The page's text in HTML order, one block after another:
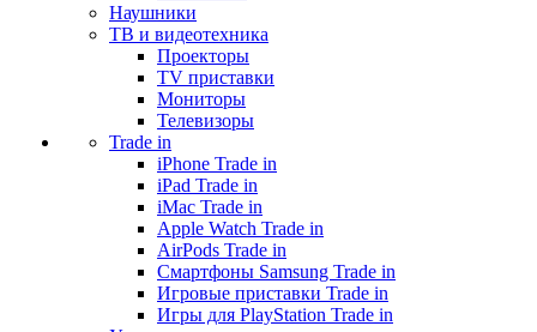
Наушники
ТВ и видеотехника
Проекторы
TV приставки
Мониторы
Телевизоры
Trade in
iPhone Trade in
iPad Trade in
iMac Trade in
Apple Watch Trade in
AirPods Trade in
Смартфоны Samsung Trade in
Игровые приставки Trade in
Игры для PlayStation Trade in